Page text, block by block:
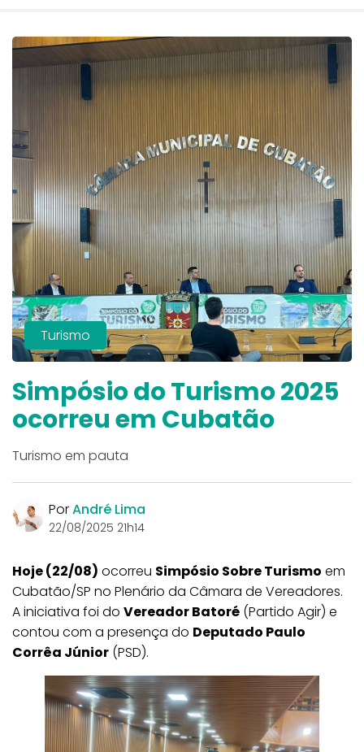
Turismo
Simpósio do Turismo 2025
ocorreu em Cubatão
Turismo em pauta
PorAndré Lima
22/08/2025 21h14
Hoje (22/08) ocorreu Simpósio Sobre Turismo em
Cubatão/SP no Plenário da Câmara de Vereadores.
A iniciativa foi do Vereador Batoré (Partido Agir) e
contou com a presença do Deputado Paulo
Corrêa Júnior (PSD).